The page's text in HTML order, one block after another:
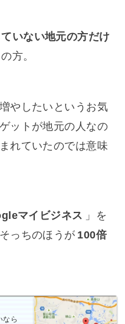
いない地元の方だけ
の方。
やしたいというお気
ットが地元の人なの
れていたのでは意味
マイビジネス 」を
っちのほうが 100倍
なら